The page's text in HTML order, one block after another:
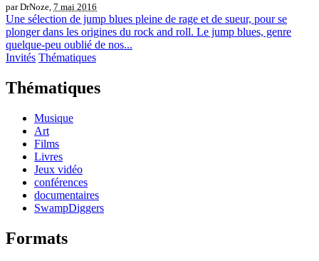
par DrNoze, 7 mai 2016
Une sélection de jump blues pleine de rage et de sueur, pour se
plonger dans les origines du rock and roll. Le jump blues, genre
quelque-peu oublié de nos...
Invités Thématiques
Thématiques
Musique
Art
Films
Livres
Jeux vidéo
conférences
documentaires
SwampDiggers
Formats